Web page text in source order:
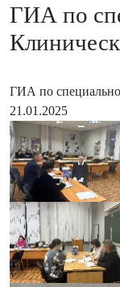
ГИА по
ГИА по
21.01.2025